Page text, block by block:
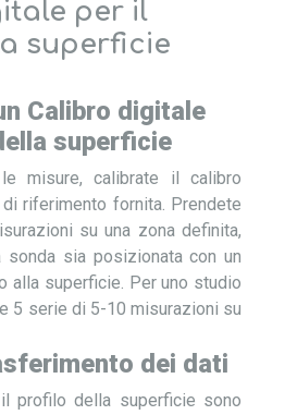
per il
superficie
Calibro digitale
superficie
misure, calibrate il calibro
riferimento fornita. Prendete
su una zona definita,
sonda sia posizionata con un
alla superficie. Per uno studio
5 serie di 5-10 misurazioni su
dei dati
profilo della superficie sono